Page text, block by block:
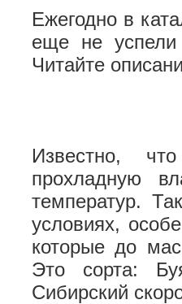
Ежегодно в
еще не
Читайте
Известно,
прохладную
температур.
условиях,
которые до
Это сорта:
Сибирский